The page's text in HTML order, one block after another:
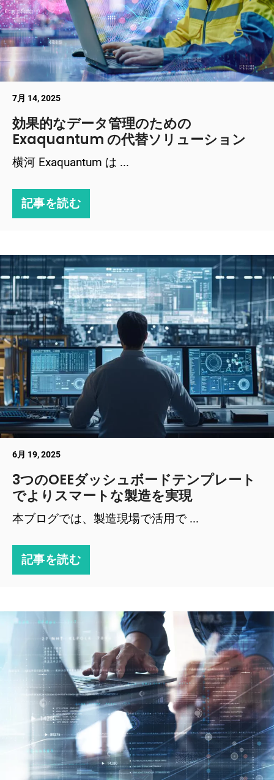
7月 14, 2025
効果的なデータ管理のための
Exaquantum の代替ソリューション
横河 Exaquantum は ...
記事を読む
6月 19, 2025
3つのOEEダッシュボードテンプレート
でよりスマートな製造を実現
本ブログでは、製造現場で活用で ...
記事を読む